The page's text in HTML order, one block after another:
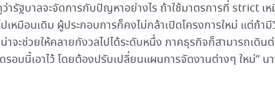
ารัฐบาลจะจัดการกับปัญหาอย่างไร ถ้าใช้มาตรการที่ strict เ
เหมือนเดิม ผู้ประกอบการก็คงไม่กล้าเปิดโครงการใหม่ แต่ถ้
าจะช่วยให้คลายกังวลไปได้ระดับหนึ่ง ภาคธุรกิจก็สามารถเดิ
รอบนี้เอาไว้ โดยต้องปรับเปลี่ยนแผนการจัดงานต่างๆ ใหม่” น